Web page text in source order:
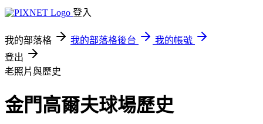
登入
我的部落格 我的部落格後台
我的帳號
登出
老照片與歷史
金門高爾夫球場歷史